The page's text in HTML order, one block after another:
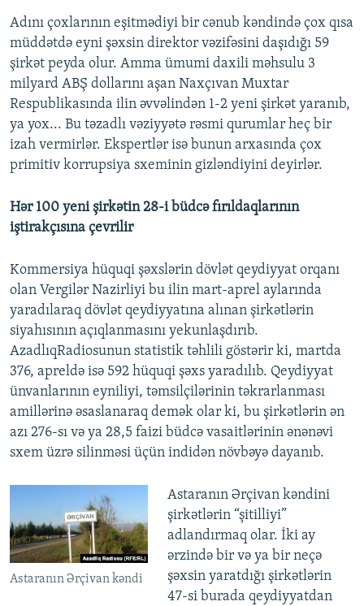
Adını çoxlarının eşitmədiyi bir cənub kəndində çox qısa
müddətdə eyni şəxsin direktor vəzifəsini daşıdığı 59
şirkət peyda olur. Amma ümumi daxili məhsulu 3
milyard ABŞ dollarını aşan Naxçıvan Muxtar
Respublikasında ilin əvvəlindən 1-2 yeni şirkət yaranıb,
ya yox... Bu təzadlı vəziyyətə rəsmi qurumlar heç bir
izah vermirlər. Ekspertlər isə bunun arxasında çox
primitiv korrupsiya sxeminin gizləndiyini deyirlər.
Hər 100 yeni şirkətin 28-i büdcə fırıldaqlarının
iştirakçısına çevrilir
Kommersiya hüquqi şəxslərin dövlət qeydiyyat orqanı
olan Vergilər Nazirliyi bu ilin mart-aprel aylarında
yaradılaraq dövlət qeydiyyatına alınan şirkətlərin
siyahısının açıqlanmasını yekunlaşdırıb.
AzadlıqRadiosunun statistik təhlili göstərir ki, martda
376, apreldə isə 592 hüquqi şəxs yaradılıb. Qeydiyyat
ünvanlarının eyniliyi, təmsilçilərinin təkrarlanması
amillərinə əsaslanaraq demək olar ki, bu şirkətlərin ən
azı 276-sı və ya 28,5 faizi büdcə vasaitlərinin ənənəvi
sxem üzrə silinməsi üçün indidən növbəyə dayanıb.
Astaranın Ərçivan kəndi
Astaranın Ərçivan kəndini
şirkətlərin “şitilliyi”
adlandırmaq olar. İki ay
ərzində bir və ya bir neçə
şəxsin yaratdığı şirkətlərin
47-si burada qeydiyyatdan